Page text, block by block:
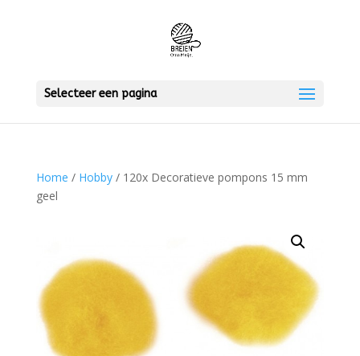
Selecteer een pagina
Home / Hobby/ 120x Decoratieve pompons 15 mm
geel